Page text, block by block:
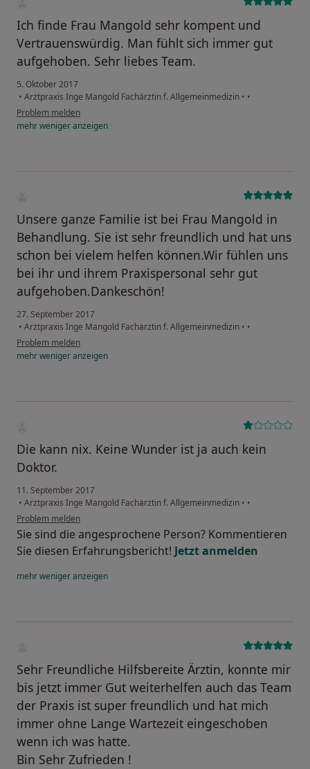
Ich finde Frau Mangold sehr kompent und
Vertrauenswürdig. Man fühlt sich immer gut
aufgehoben. Sehr liebes Team.
5. Oktober 2017
• Arztpraxis Inge Mangold Fachärztin f. Allgemeinmedizin • •
Problem melden
mehrwenigeranzeigen
Unsere ganze Familie ist bei Frau Mangold in
Behandlung. Sie ist sehr freundlich und hat uns
schon bei vielem helfen können.Wir fühlen uns
bei ihr und ihrem Praxispersonal sehr gut
aufgehoben.Dankeschön!
27. September 2017
• Arztpraxis Inge Mangold Fachärztin f. Allgemeinmedizin • •
Problem melden
mehrwenigeranzeigen
Die kann nix. Keine Wunder ist ja auch kein
Doktor.
11. September 2017
• Arztpraxis Inge Mangold Fachärztin f. Allgemeinmedizin • •
Problem melden
Sie sind die angesprochene Person? Kommentieren
Sie diesen Erfahrungsbericht! Jetzt anmelden
mehrwenigeranzeigen
Sehr Freundliche Hilfsbereite Ärztin, konnte mir
bis jetzt immer Gut weiterhelfen auch das Team
der Praxis ist super freundlich und hat mich
immer ohne Lange Wartezeit eingeschoben
wenn ich was hatte.
Bin Sehr Zufrieden !